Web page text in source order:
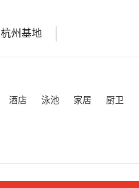
杭州基地
酒店 泳池 家居 厨卫